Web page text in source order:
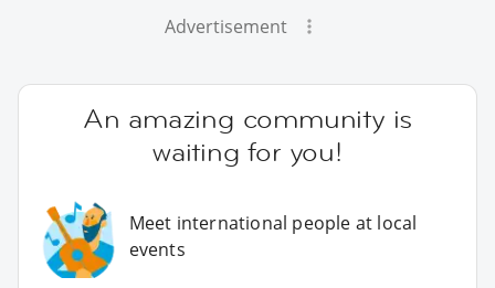
Advertisement
An amazing community is
waiting for you!
Meet international people at local
events